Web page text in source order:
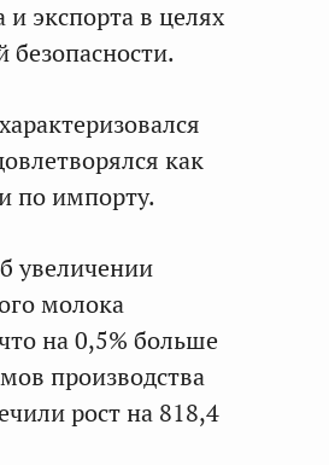
экспорта в целях
как
по импорту.
увеличении
молока
на 0,5% больше
производства
рост на 818,4